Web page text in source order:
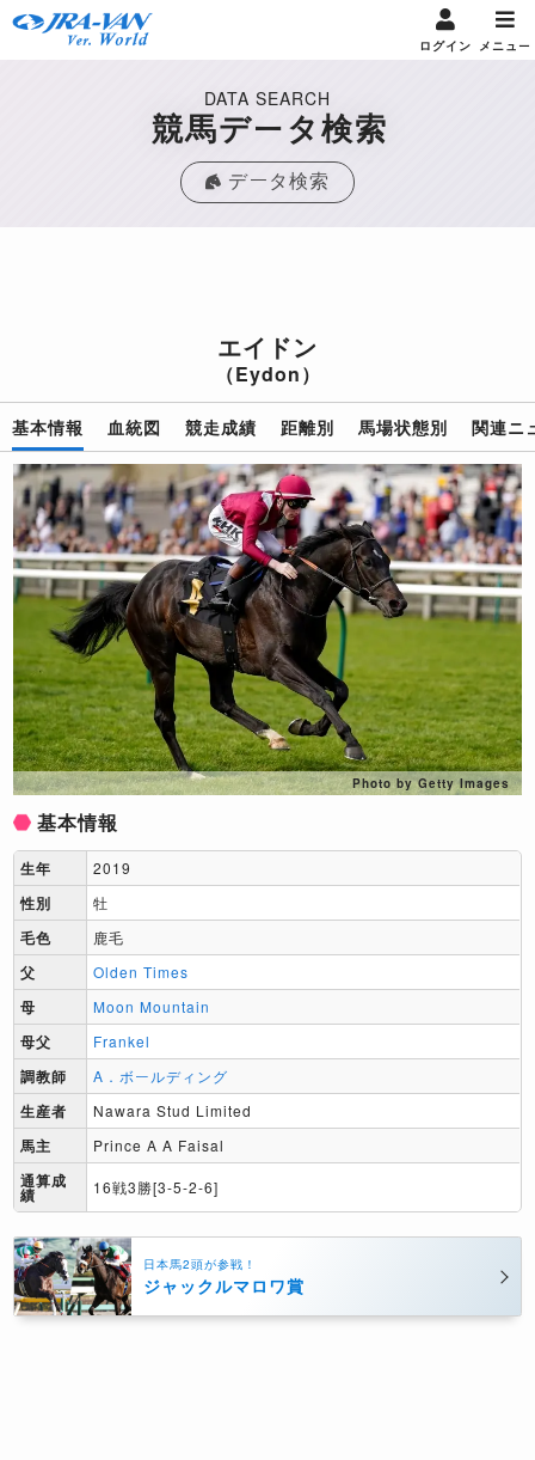
ログイン メニュー
DATA SEARCH
競馬データ検索
データ検索
エイドン
（Eydon）
基本情報 血統図 競走成績 距離別 馬場状態別 関連ニ
Photo by Getty Images
基本情報
生年 2019
性別 牡
毛色 鹿毛
父 Olden Times
母 Moon Mountain
母父 Frankel
調教師 A．ボールディング
生産者 Nawara Stud Limited
馬主 Prince A A Faisal
通算成
績 16戦3勝[3-5-2-6]
日本馬2頭が参戦！
ジャックルマロワ賞